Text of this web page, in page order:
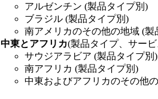
アルゼンチン (製品タイプ別)
ブラジル (製品タイプ別)
南アメリカのその他の地域 (製
中東とアフリカ(製品タイプ、サー
サウジアラビア (製品タイプ別)
南アフリカ (製品タイプ別)
中東およびアフリカのその他